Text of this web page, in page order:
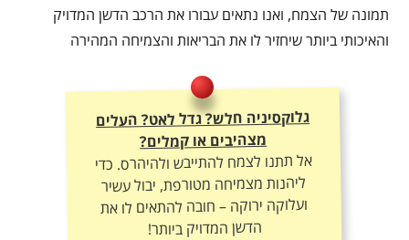
תמונה של הצמח, ואנו נתאים עבורו את הרכב הדשן המדויק
והאיכותי ביותר שיחזיר לו את הבריאות והצמיחה המהירה
גלוקסיניה חלש? גדל לאט? העלים
מצהיבים או קמלים?
אל תתנו לצמח להתייבש ולהיהרס. כדי
ליהנות מצמיחה מטורפת, יבול עשיר
ועלוקה ירוקה – חובה להתאים לו את
הדשן המדויק ביותר!